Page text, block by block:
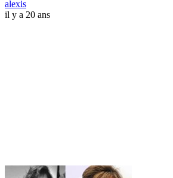
alexis
il y a 20 ans